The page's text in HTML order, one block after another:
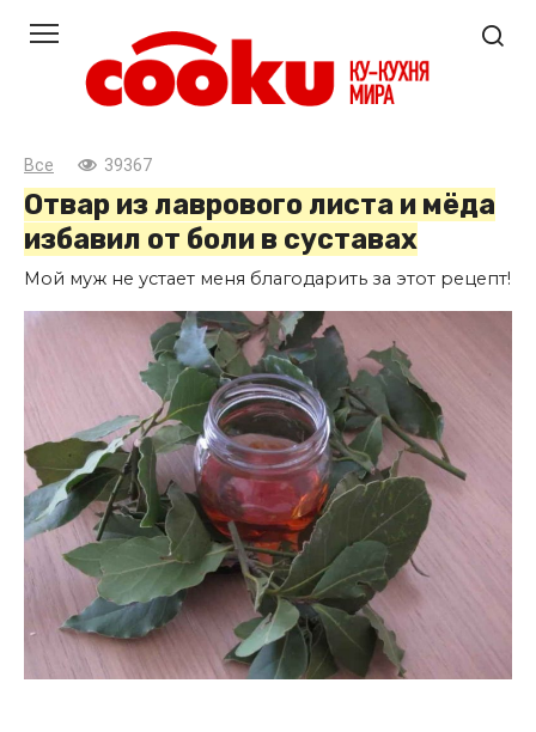
контенту
Все 39367
Отвар из лаврового листа и мёда
избавил от боли в суставах
Мой муж не устает меня благодарить за этот рецепт!